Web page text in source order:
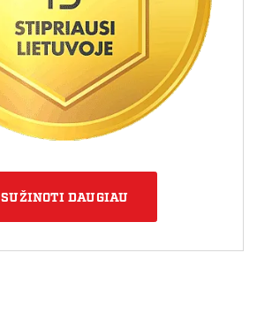
SUŽINOTI DAUGIAU